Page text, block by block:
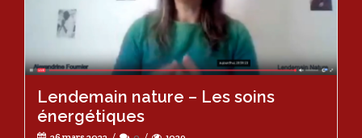
Lendemain nature – Les soins
énergétiques